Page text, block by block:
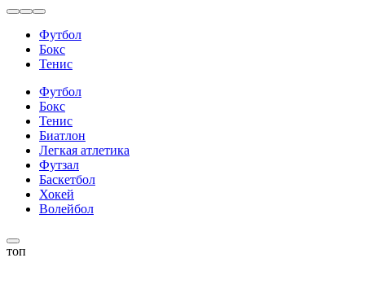
Футбол
Бокс
Тенис
Футбол
Бокс
Тенис
Биатлон
Легкая атлетика
Футзал
Баскетбол
Хокей
Волейбол
топ